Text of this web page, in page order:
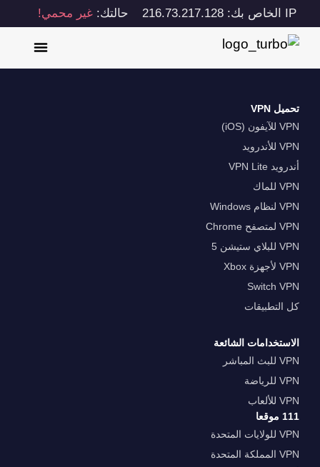
IP الخاص بك: 216.73.217.128 حالتك:غير محمي!
تحميل VPN
VPN للآيفون (iOS)
VPN للأندرويد
أندرويد VPN Lite
VPN للماك
VPN لنظام Windows
VPN لمتصفح Chrome
VPN للبلاي ستيشن 5
VPN لأجهزة Xbox
Switch VPN
كل التطبيقات
الاستخدامات الشائعة
VPN للبث المباشر
VPN للرياضة
VPN للألعاب
111 موقعا
VPN للولايات المتحدة
VPN المملكة المتحدة